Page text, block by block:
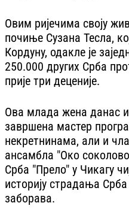
Овим ријечима своју
почиње Сузана Тесла,
Кордуну, одакле је
250.000 других Срба
прије три деценије.
Ова млада жена данас
завршена мастер
некретнинама, али и
ансамбла "Око
Срба "Прело" у Чикагу
историју страдања
заборава.